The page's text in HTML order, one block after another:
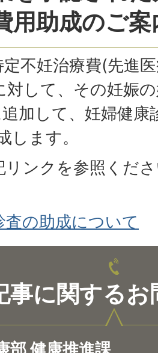
用助成のご案
不妊治療費(先進
対して、その妊娠
加して、妊婦健康
します。
リンクを参照くだ
査の助成について
事に関するお